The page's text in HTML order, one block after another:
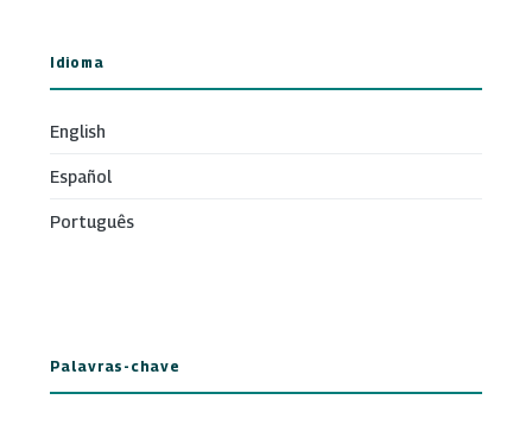
Idioma
English
Español
Português
Palavras-chave